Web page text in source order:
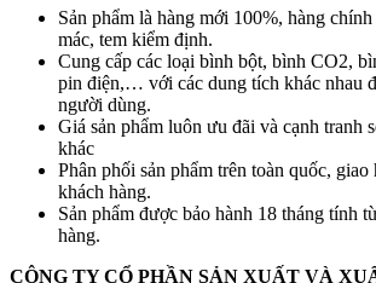
Sản phẩm là hàng mới 100%, hàng
mác, tem kiểm định.
Cung cấp các loại bình bột, bình CO2,
pin điện,… với các dung tích khác nhau
người dùng.
Giá sản phẩm luôn ưu đãi và cạnh tranh
khác
Phân phối sản phẩm trên toàn quốc, giao
khách hàng.
Sản phẩm được bảo hành 18 tháng tính
hàng.
CÔNG TY CỔ PHẦN SẢN XUẤT VÀ